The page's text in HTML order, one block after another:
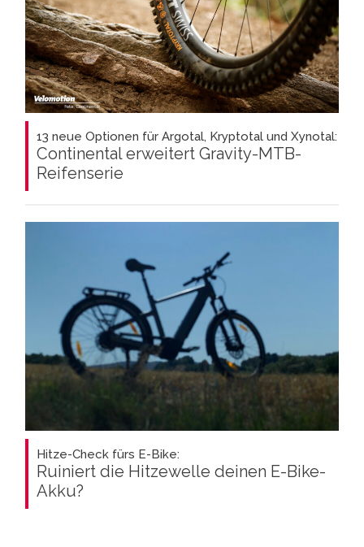
13 neue Optionen für Argotal, Kryptotal und Xynotal:
Continental erweitert Gravity-MTB-
Reifenserie
Hitze-Check fürs E-Bike:
Ruiniert die Hitzewelle deinen E-Bike-
Akku?